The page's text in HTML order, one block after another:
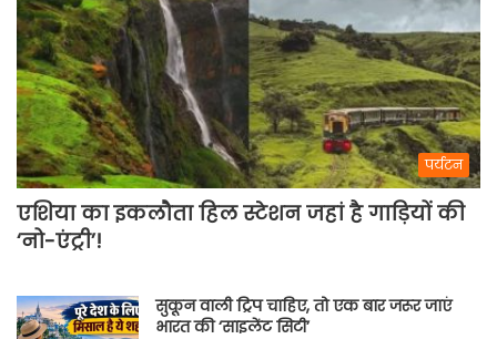
पर्यटन
एशिया का इकलौता हिल स्टेशन जहां है गाड़ियों की
‘नो-एंट्री’!
सुकून वाली ट्रिप चाहिए, तो एक बार जरूर जाएं
भारत की ‘साइलेंट सिटी’